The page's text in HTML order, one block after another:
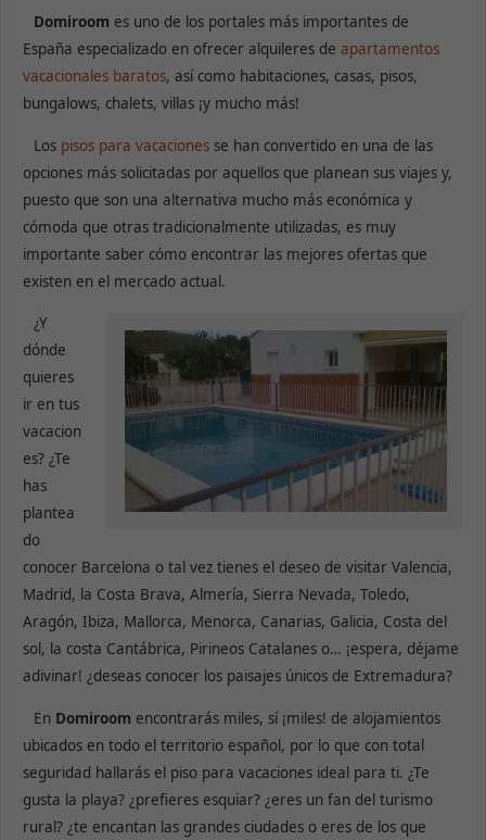
Domiroom es uno de los portales más importantes de
España especializado en ofrecer alquileres deapartamentos
vacacionales baratos, así como habitaciones, casas, pisos,
bungalows, chalets, villas ¡y mucho más!
Los pisos para vacaciones se han convertido en una de las
opciones más solicitadas por aquellos que planean sus viajes y,
puesto que son una alternativa mucho más económica y
cómoda que otras tradicionalmente utilizadas, es muy
importante saber cómo encontrar las mejores ofertas que
existen en el mercado actual.
¿Y
dónde
quieres
ir en tus
vacacion
es? ¿Te
has
plantea
do
conocer Barcelona o tal vez tienes el deseo de visitar Valencia,
Madrid, la Costa Brava, Almería, Sierra Nevada, Toledo,
Aragón, Ibiza, Mallorca, Menorca, Canarias, Galicia, Costa del
sol, la costa Cantábrica, Pirineos Catalanes o… ¡espera, déjame
adivinar! ¿deseas conocer los paisajes únicos de Extremadura?
En Domiroom encontrarás miles, sí ¡miles! de alojamientos
ubicados en todo el territorio español, por lo que con total
seguridad hallarás el piso para vacaciones ideal para ti. ¿Te
gusta la playa? ¿prefieres esquiar? ¿eres un fan del turismo
rural? ¿te encantan las grandes ciudades o eres de los que